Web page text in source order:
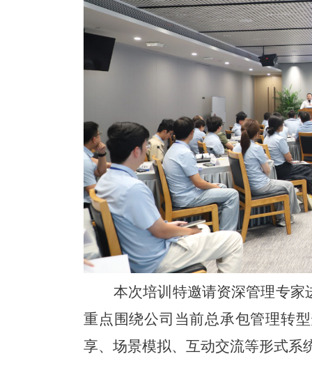
本次培训特邀请资深管理专
重点围绕公司当前总承包管理转
享、场景模拟、互动交流等形式系